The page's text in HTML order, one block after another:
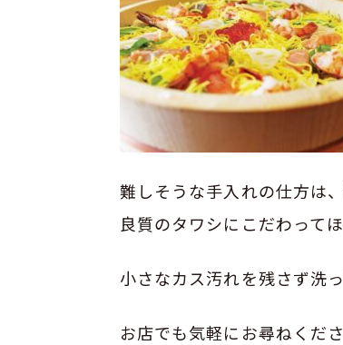
難しそうな手入れの仕方は
良質のタワシにこだわってほ
小さなカス汚れを残さず洗
お店でも気軽にお尋ねくださ